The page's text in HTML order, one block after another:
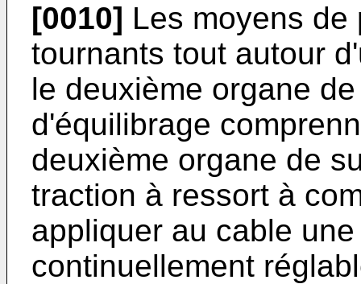
[0010] Les moyens
tournants tout autour
le deuxième organe
d'équilibrage
deuxième organe de
traction à ressort à
appliquer au cable
continuellement